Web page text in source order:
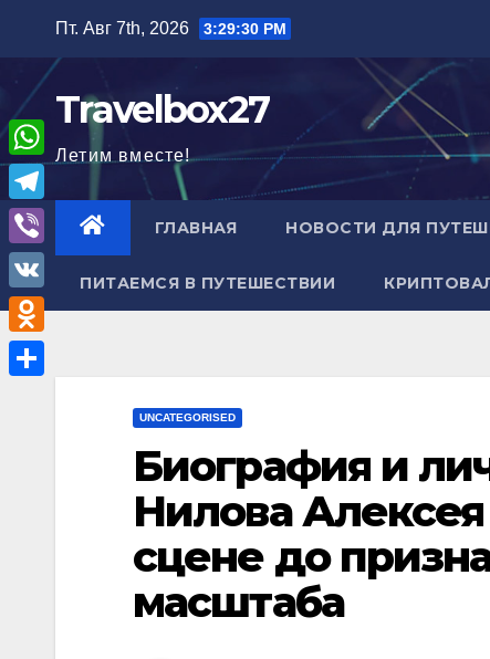
содержимому
Пт. Авг 7th, 2026 3:29:31 PM
Travelbox27
Летим вместе!
ГЛАВНАЯ НОВОСТИ ДЛЯ
ПИТАЕМСЯ В ПУТЕШЕСТВИИ
UNCATEGORISED
Биография и
Нилова
сцене до
масштаба
W
h
a
A
T
e
l
e
g
V
i
b
e
V
K
O